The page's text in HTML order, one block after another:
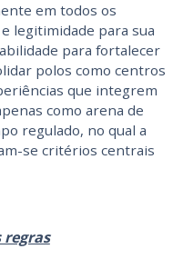
em todos os
legitimidade para sua
para fortalecer
polos como centros
que integrem
como arena de
regulado, no qual a
se critérios centrais
regras